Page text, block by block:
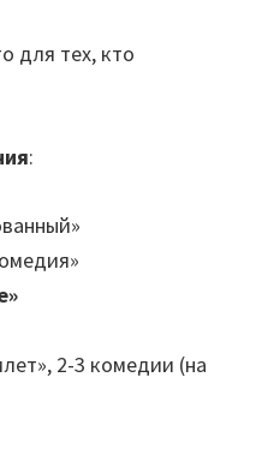
для тех, кто
:
2-3 комедии (на